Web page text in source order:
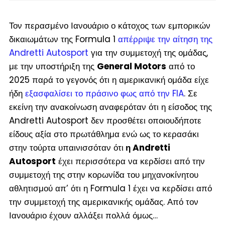
Τον περασμένο Ιανουάριο ο κάτοχος των εμπορικών
δικαιωμάτων της Formula 1 απέρριψε την αίτηση της
Andretti Autosport για την συμμετοχή της ομάδας,
με την υποστήριξη της General Motors από το
2025 παρά το γεγονός ότι η αμερικανική ομάδα είχε
ήδη εξασφαλίσει το πράσινο φως από την FIA. Σε
εκείνη την ανακοίνωση αναφερόταν ότι η είσοδος της
Andretti Autosport δεν προσθέτει οποιουδήποτε
είδους αξία στο πρωτάθλημα ενώ ως το κερασάκι
στην τούρτα υπαινισσόταν ότι η Andretti
Autosport έχει περισσότερα να κερδίσει από την
συμμετοχή της στην κορωνίδα του μηχανοκίνητου
αθλητισμού απ’ ότι η Formula 1 έχει να κερδίσει από
την συμμετοχή της αμερικανικής ομάδας. Από τον
Ιανουάριο έχουν αλλάξει πολλά όμως…